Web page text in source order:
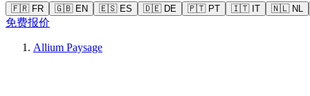
🇫🇷 FR 🇬🇧 EN 🇪🇸 ES 🇩🇪 DE 🇵🇹 PT 🇮🇹 IT 🇳🇱 NL
免费报价
Allium Paysage